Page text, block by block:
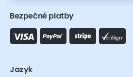
Bezpečné platby
Jazyk